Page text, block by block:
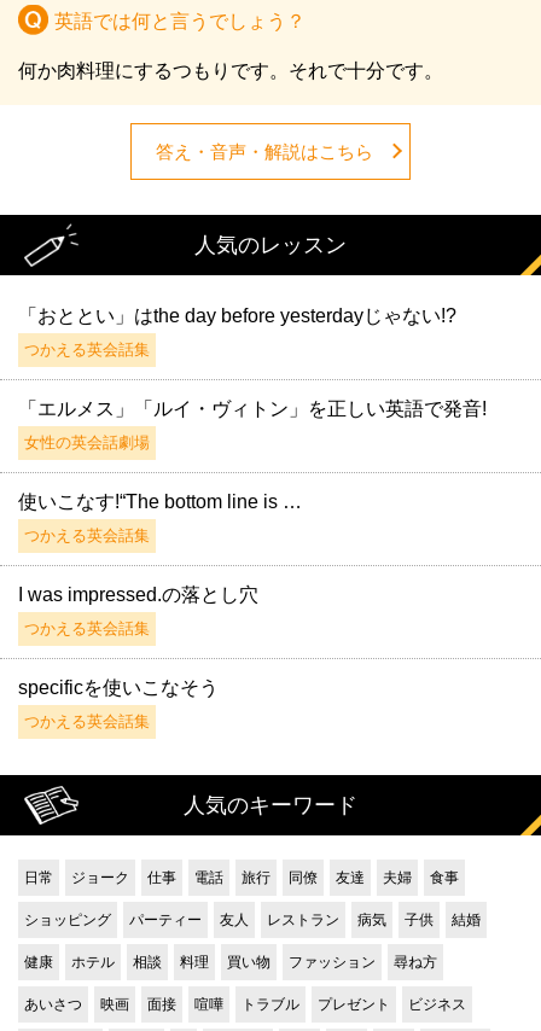
英語では何と言うでしょう？
何か肉料理にするつもりです。それで十分です。
答え・音声・解説はこちら
人気のレッスン
「おととい」はthe day before yesterdayじゃない!?
つかえる英会話集
「エルメス」「ルイ・ヴィトン」を正しい英語で発音!
女性の英会話劇場
使いこなす!“The bottom line is …
つかえる英会話集
I was impressed.の落とし穴
つかえる英会話集
specificを使いこなそう
つかえる英会話集
人気のキーワード
日常 ジョーク 仕事 電話 旅行 同僚 友達 夫婦 食事
ショッピング パーティー 友人 レストラン 病気 子供 結婚
健康 ホテル 相談 料理 買い物 ファッション 尋ね方
あいさつ 映画 面接 喧嘩 トラブル プレゼント ビジネス